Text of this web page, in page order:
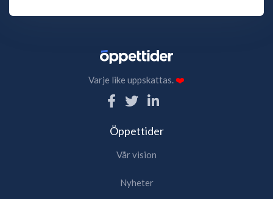
Varje like uppskattas.❤️
Öppettider
Vår vision
Nyheter